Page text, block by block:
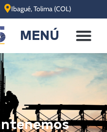
Ibagué, Tolima (COL)
MENÚ